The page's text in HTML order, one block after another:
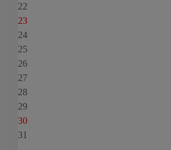
22
23
24
25
26
27
28
29
30
31